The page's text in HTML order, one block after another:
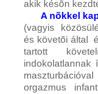
akik késõn
A nõkkel
(vagyis
és követõi által
tartott
indokolatlannak
orgazmus